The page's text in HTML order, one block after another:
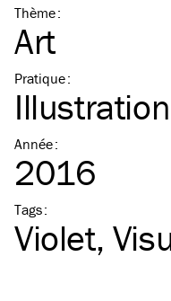
Thème:
Art
Pratique:
Illustration
Année:
2016
Tags:
Violet